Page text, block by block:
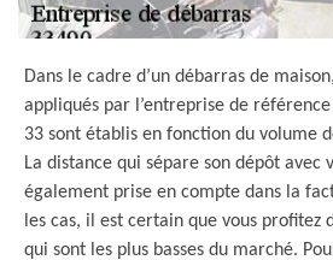
Dans le cadre d’un débarras de
appliqués par l’entreprise de
33 sont établis en fonction du volume
La distance qui sépare son dépôt avec
également prise en compte dans la
les cas, il est certain que vous
qui sont les plus basses du marché.